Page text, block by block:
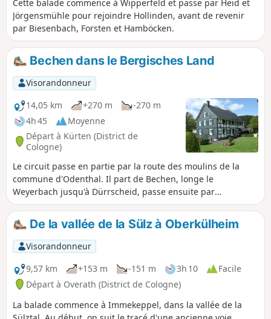
Cette balade commence à Wipperfeld et passe par Heid et
Jörgensmühle pour rejoindre Hollinden, avant de revenir
par Biesenbach, Forsten et Hamböcken.
Bechen dans le Bergisches Land
Visorandonneur
14,05 km
+270 m
-270 m
4h 45
Moyenne
Départ à Kürten (District de
Cologne)
Le circuit passe en partie par la route des moulins de la
commune d'Odenthal. Il part de Bechen, longe le
Weyerbach jusqu'à Dürrscheid, passe ensuite par
Trienenhaus et le moulin de Liesenberger, puis revient à
Bechen via Kochsfeld.
De la vallée de la Sülz à Oberkülheim
Visorandonneur
9,57 km
+153 m -151 m 3h 10
Facile
Départ à Overath (District de Cologne)
La balade commence à Immekeppel, dans la vallée de la